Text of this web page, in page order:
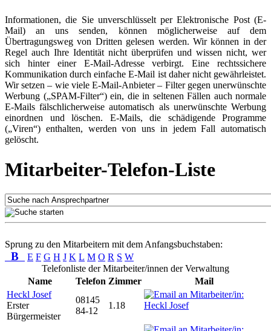
Informationen, die Sie unverschlüsselt per Elektronische Post (E-
Mail) an uns senden, können möglicherweise auf dem
Übertragungsweg von Dritten gelesen werden. Wir können in der
Regel auch Ihre Identität nicht überprüfen und wissen nicht, wer
sich hinter einer E-Mail-Adresse verbirgt. Eine rechtssichere
Kommunikation durch einfache E-Mail ist daher nicht gewährleistet.
Wir setzen – wie viele E-Mail-Anbieter – Filter gegen unerwünschte
Werbung („SPAM-Filter“) ein, die in seltenen Fällen auch normale
E-Mails fälschlicherweise automatisch als unerwünschte Werbung
einordnen und löschen. E-Mails, die schädigende Programme
(„Viren“) enthalten, werden von uns in jedem Fall automatisch
gelöscht.
Mitarbeiter-Telefon-Liste
Sprung zu den Mitarbeitern mit dem Anfangsbuchstaben:
B E F G H J K L M O R S W
Telefonliste der Mitarbeiter/innen der Verwaltung
Name
Telefon Zimmer
Mail
Heckl Josef
Erster
Bürgermeister
08145
84-12
1.18